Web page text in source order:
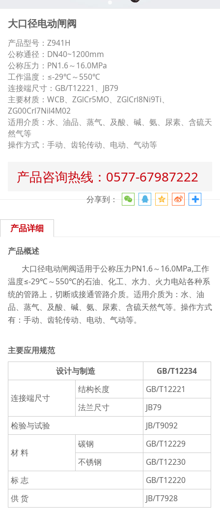
大口径电动闸阀
产品型号：Z941H
公称通径：DN40~1200mm
公称压力：PN1.6～16.0MPa
工作温度：≤-29℃～550℃
连接端尺寸：GB/T12221、JB79
主要材质：WCB、ZGlCr5MO、ZGlCrl8Ni9Ti、
ZG00Crl7Nil4M02
适用介质：水、油品、蒸气、及酸、碱、氨、尿素、含硫天
然气等
操作方式：手动、齿轮传动、电动、气动等
产品咨询热线：0577-67987222
分享到：
产品详细
产品概述
大口径电动闸阀适用于公称压力PN1.6～16.0MPa,工作
温度≤-29℃～550℃的石油、化工、水力、火力电站各种系
统的管路上，切断或接通管路介质。适用介质为：水、油
品、蒸气、及酸、碱、氨、尿素、含硫天然气等。操作方式
有：手动、齿轮传动、电动、气动等。
主要应用规范
设计与制造
GB/T12234
连接端尺寸
结构长度
GB/T12221
法兰尺寸
JB79
检验与试验
JB/T9092
材 料
碳钢
GB/T12229
不锈钢
GB/T12230
标 志
GB/T12220
供 货
JB/T7928